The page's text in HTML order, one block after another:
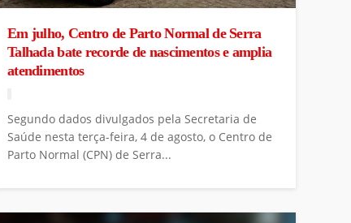
Em julho, Centro de Parto Normal de Serra
Talhada bate recorde de nascimentos e amplia
atendimentos
Segundo dados divulgados pela Secretaria de
Saúde nesta terça-feira, 4 de agosto, o Centro de
Parto Normal (CPN) de Serra...